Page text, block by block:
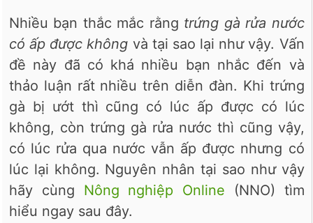
Nhiều bạn thắc mắc rằng trứng gà rửa nước
có ấp được không và tại sao lại như vậy. Vấn
đề này đã có khá nhiều bạn nhắc đến và
thảo luận rất nhiều trên diễn đàn. Khi trứng
gà bị ướt thì cũng có lúc ấp được có lúc
không, còn trứng gà rửa nước thì cũng vậy,
có lúc rửa qua nước vẫn ấp được nhưng có
lúc lại không. Nguyên nhân tại sao như vậy
hãy cùng Nông nghiệp Online (NNO) tìm
hiểu ngay sau đây.